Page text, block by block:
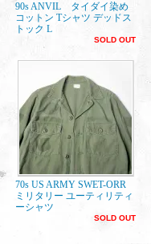
90s ANVIL タイダイ染め
コットン Tシャツ デッドス
トック L
SOLD OUT
70s US ARMY SWET-ORR
ミリタリー ユーティリティ
ーシャツ
SOLD OUT